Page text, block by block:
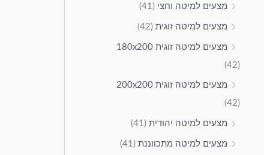
מצעים למיטה וחצי (41)
מצעים למיטה זוגית (42)
מצעים למיטה זוגית 180x200
(42)
מצעים למיטה זוגית 200x200
(42)
מצעים למיטה יהודית (41)
מצעים למיטה מתכווננת (41)